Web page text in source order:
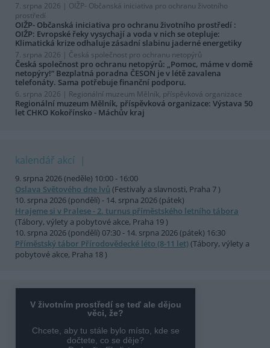
7. srpna 2026 | OIŽP- Občanská iniciativa pro ochranu životního
prostředí
OIŽP- Občanská iniciativa pro ochranu životního prostředí :
OIŽP: Evropské řeky vysychají a voda v nich se otepluje:
Klimatická krize odhaluje zásadní slabinu jaderné energetiky
7. srpna 2026 | Česká společnost pro ochranu netopýrů
Česká společnost pro ochranu netopýrů: „Pomoc, máme v domě
netopýry!“ Bezplatná poradna ČESON je v létě zavalena
telefonáty. Sama potřebuje finanční podporu.
6. srpna 2026 | Regionální muzeum Mělník, příspěvková organizace
Regionální muzeum Mělník, příspěvková organizace: Výstava 50
let CHKO Kokořínsko - Máchův kraj
kalendář akcí
9. srpna 2026 (neděle) 10:00 - 16:00
Oslava Světového dne lvů (Festivaly a slavnosti, Praha 7 )
10. srpna 2026 (pondělí) - 14. srpna 2026 (pátek)
Hrajeme si v Pralese - 2. turnus příměstského letního tábora
(Tábory, výlety a pobytové akce, Praha 19 )
10. srpna 2026 (pondělí) 07:30 - 14. srpna 2026 (pátek) 16:30
Příměstský tábor Přírodovědecké léto (8-11 let)(Tábory, výlety a
pobytové akce, Praha 18 )